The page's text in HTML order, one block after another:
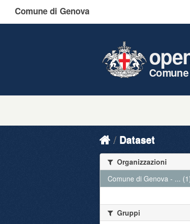
Comune di Genova
Dataset
Organizzazioni
Comune di Genova - ...
Gruppi